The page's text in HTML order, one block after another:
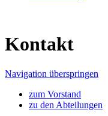
Kontakt
Navigation überspringen
zum Vorstand
zu den Abteilungen